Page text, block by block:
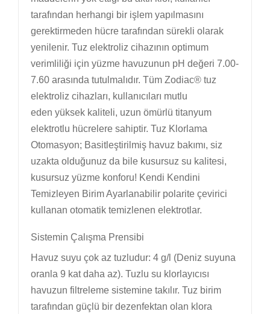
tarafından herhangi bir işlem yapılmasını
gerektirmeden hücre tarafından sürekli olarak
yenilenir. Tuz elektroliz cihazının optimum
verimliliği için yüzme havuzunun pH değeri 7.00-
7.60 arasında tutulmalıdır. Tüm Zodiac® tuz
elektroliz cihazları, kullanıcıları mutlu
eden yüksek kaliteli, uzun ömürlü titanyum
elektrotlu hücrelere sahiptir. Tuz Klorlama
Otomasyon; Basitleştirilmiş havuz bakımı, siz
uzakta olduğunuz da bile kusursuz su kalitesi,
kusursuz yüzme konforu! Kendi Kendini
Temizleyen Birim Ayarlanabilir polarite çevirici
kullanan otomatik temizlenen elektrotlar.
Sistemin Çalışma Prensibi
Havuz suyu çok az tuzludur: 4 g/l (Deniz suyuna
oranla 9 kat daha az). Tuzlu su klorlayıcısı
havuzun filtreleme sistemine takılır. Tuz birim
tarafından güçlü bir dezenfektan olan klora